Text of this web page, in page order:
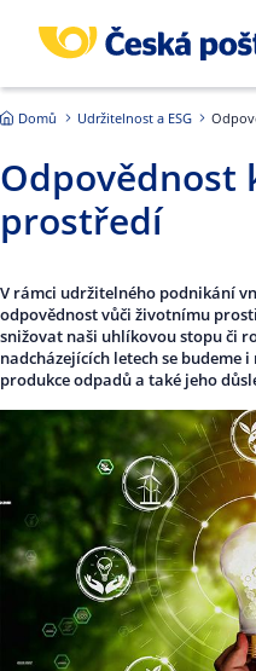
Domů Udržitelnost a ESG
Odpovědnost
prostředí
V rámci udržitelného podnikání
odpovědnost vůči životnímu
snižovat naši uhlíkovou stopu či
nadcházejících letech se budeme
produkce odpadů a také jeho